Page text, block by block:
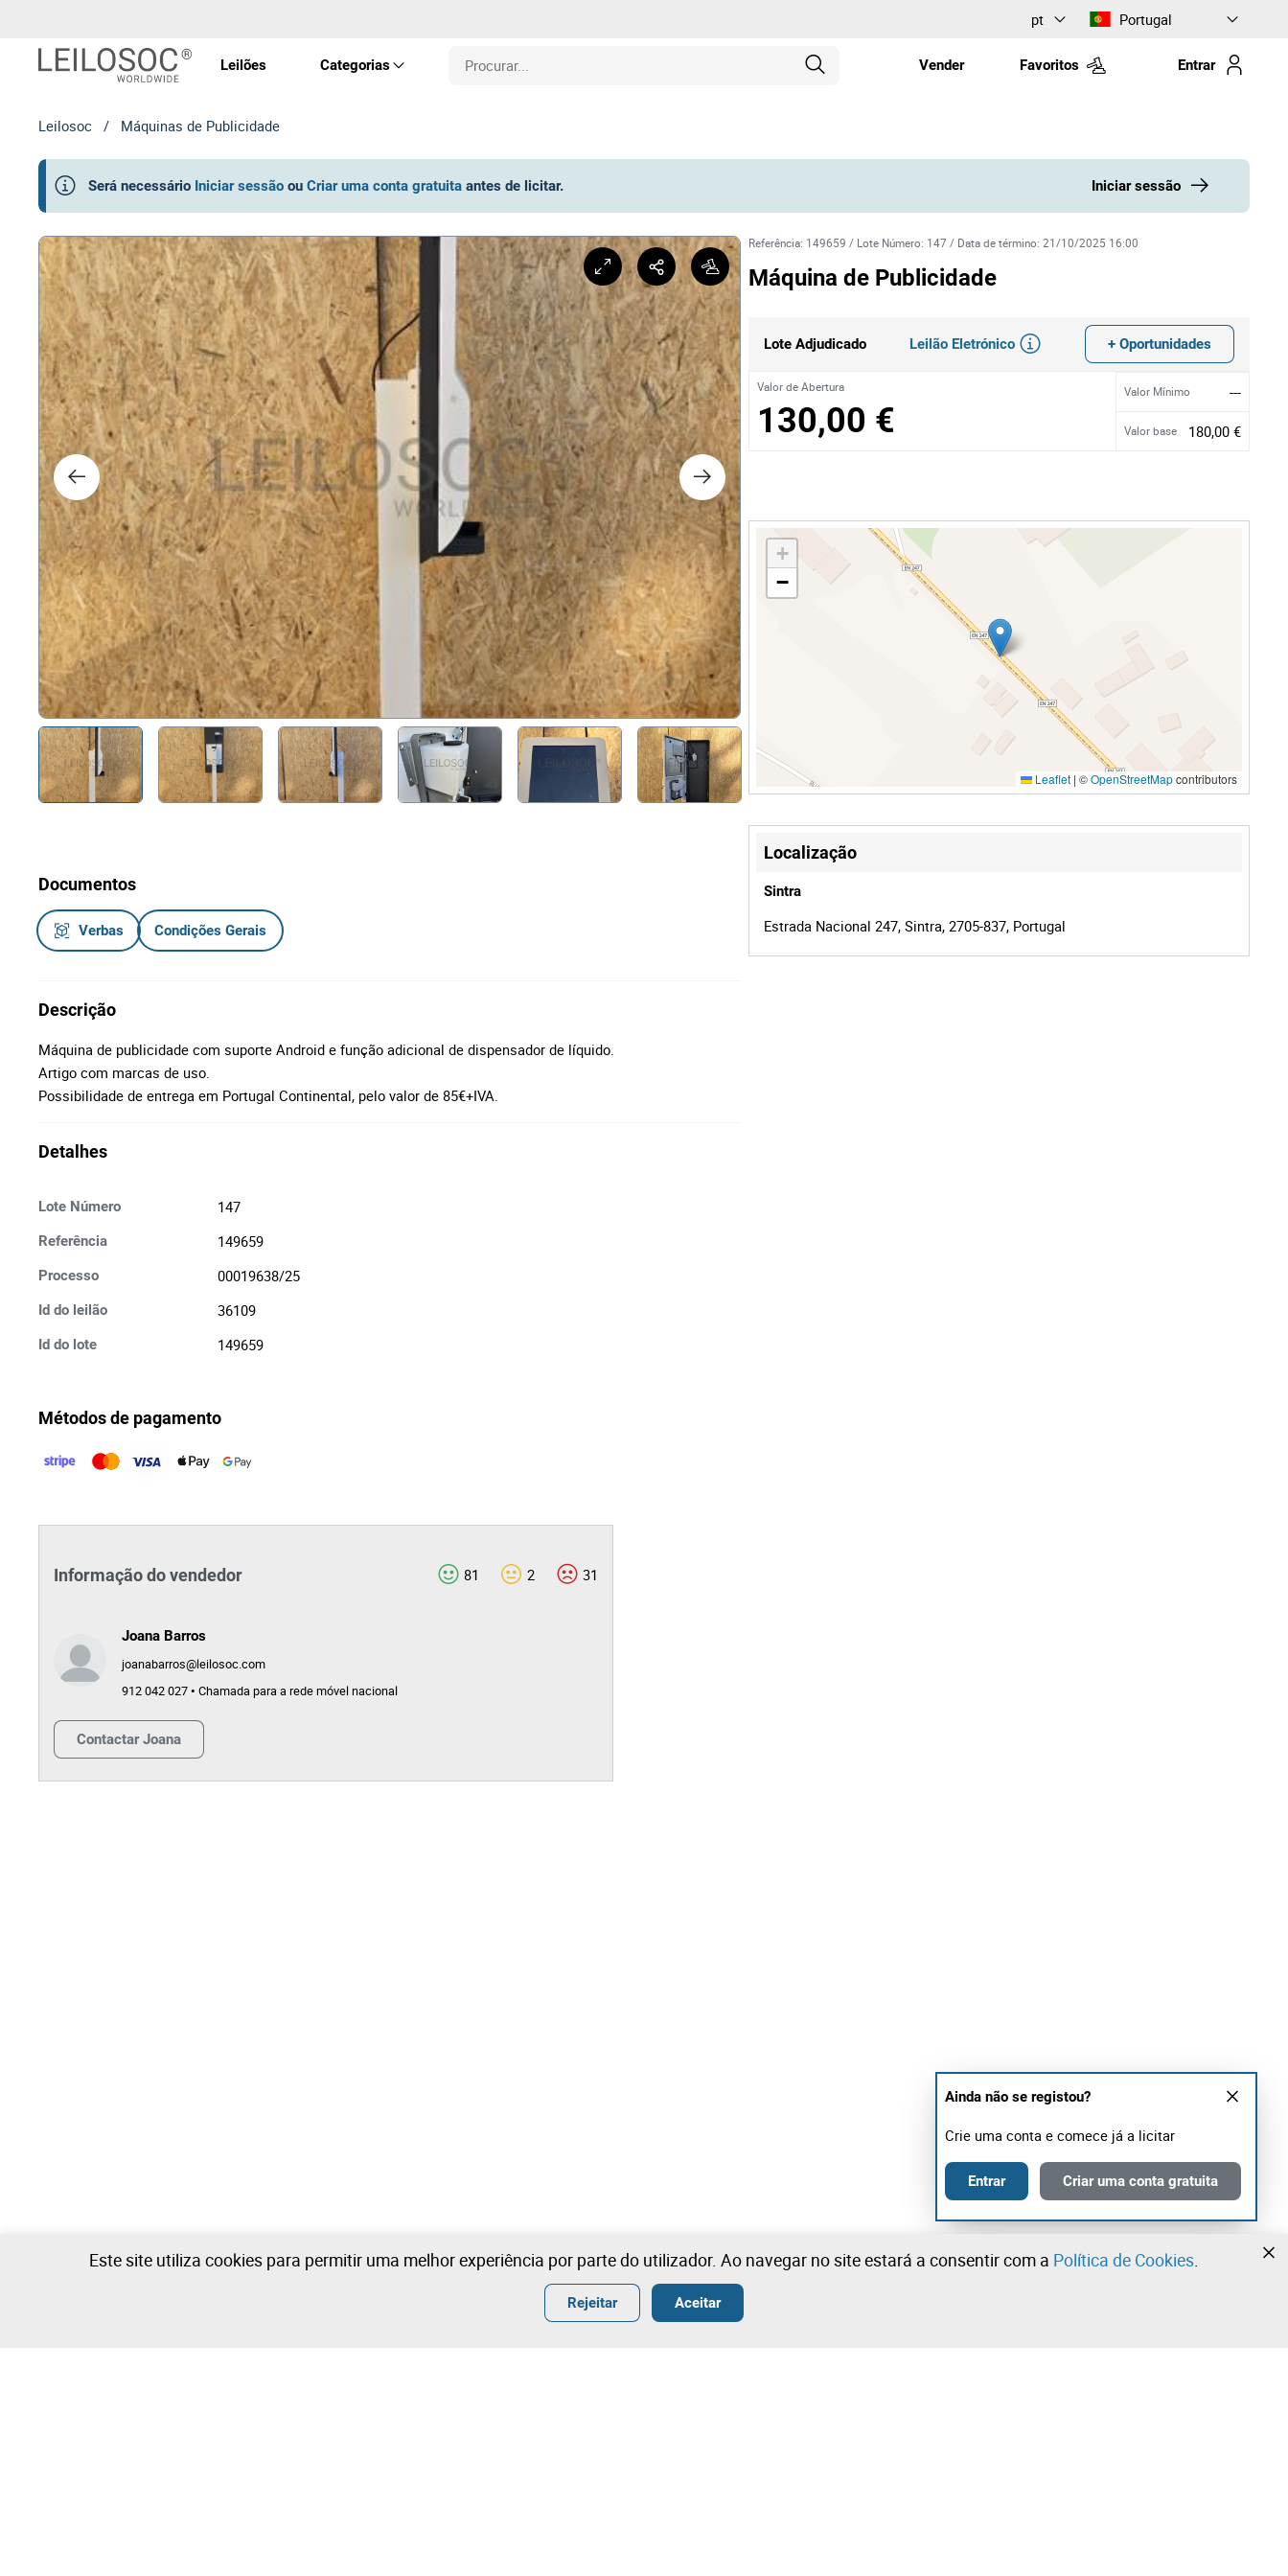
pt Portugal
Leilões Categorias
Veículos
Equipamentos
Maquinaria
Arte e Colecionáveis
Direitos
Tecnologia
Mobiliário e Decoração
Náutica
Outros
Vender Favoritos Entrar
Leilosoc / Máquinas de Publicidade
Será necessário Iniciar sessão ou Criar uma conta gratuita antes de licitar. Iniciar sessão
Documentos
Verbas Condições Gerais
Descrição
Máquina de publicidade com suporte Android e função adicional de dispensador de líquido.
Artigo com marcas de uso.
Possibilidade de entrega em Portugal Continental, pelo valor de 85€+IVA.
Detalhes
Lote Número 147
Referência 149659
Processo 00019638/25
Id do leilão 36109
Id do lote 149659
Referência: 149659 / Lote Número: 147 / Data de término:21/10/2025 16:00
Máquina de Publicidade
Lote Adjudicado Leilão Eletrónico + Oportunidades
Valor de Abertura
130,00 €
Valor Mínimo ---
Valor base 180,00 €
+
−
Leaflet | ©OpenStreetMapcontributors
Localização
Sintra
Estrada Nacional 247, Sintra, 2705-837, Portugal
Métodos de pagamento
Informação do vendedor 81 2 31
Joana Barros
joanabarros@leilosoc.com
912 042 027 • Chamada para a rede móvel nacional
Contactar Joana
Ainda não se registou?
Crie uma conta e comece já a licitar
Entrar Criar uma conta gratuita
Este site utiliza cookies para permitir uma melhor experiência por parte do utilizador. Ao navegar no site estará a consentir com a Política de Cookies.
Rejeitar Aceitar